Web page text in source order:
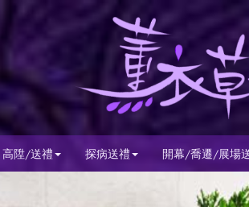
高陞/送禮 探病送禮 開幕/喬遷/展場